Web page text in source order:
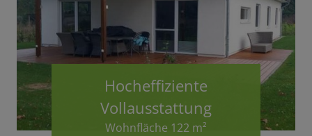
Hocheffiziente
Vollausstattung
Wohnfläche 122 m²